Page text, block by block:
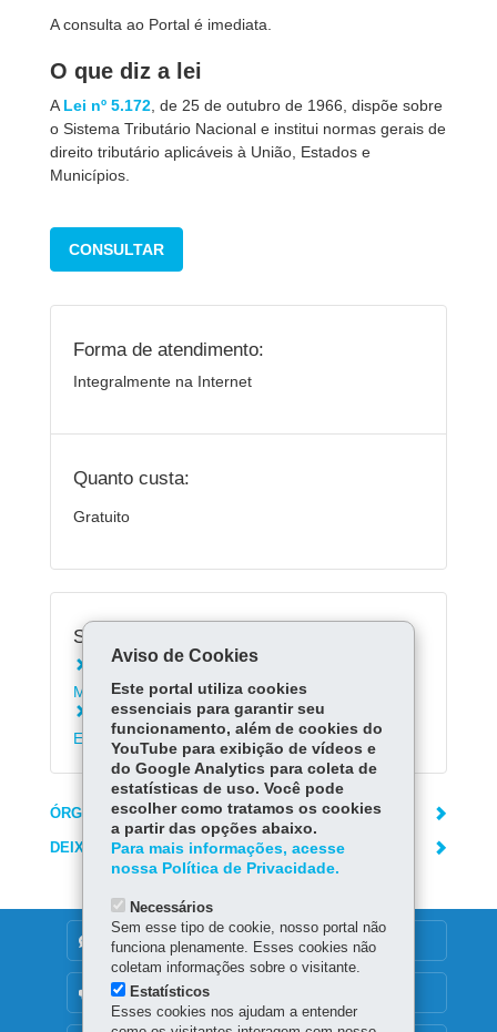
A consulta ao Portal é imediata.
O que diz a lei
A Lei nº 5.172 , de 25 de outubro de 1966, dispõe sobre
o Sistema Tributário Nacional e institui normas gerais de
direito tributário aplicáveis à União, Estados e
Municípios.
CONSULTAR
Forma de atendimento:
Integralmente na Internet
Quanto custa:
Gratuito
Serviços Relacionados:
Municípios no ICMS
Consultar repasses financeiros do Governo
Estadual aos municípios
ÓRGÃO RESPONSÁVEL
DEIXE SUA OPINIÃO
DENUNCIE CORRUPÇÃO
OUVIDORIA
Aviso de Cookies
Este portal utiliza cookies
essenciais para garantir seu
funcionamento, além de cookies do
YouTube para exibição de vídeos e
do Google Analytics para coleta de
estatísticas de uso. Você pode
escolher como tratamos os cookies
a partir das opções abaixo.
Para mais informações, acesse
nossa Política de Privacidade.
Necessários
Sem esse tipo de cookie, nosso portal não
funciona plenamente. Esses cookies não
coletam informações sobre o visitante.
Estatísticos
Esses cookies nos ajudam a entender